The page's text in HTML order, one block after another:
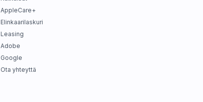
AppleCare+
Elinkaarilaskuri
Leasing
Adobe
Google
Ota yhteyttä